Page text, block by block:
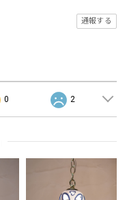
通報する
0 2